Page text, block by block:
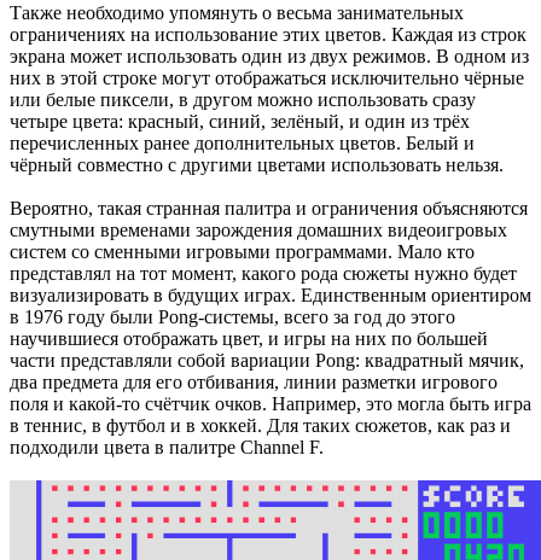
Также необходимо упомянуть о весьма занимательных
ограничениях на использование этих цветов. Каждая из строк
экрана может использовать один из двух режимов. В одном из
них в этой строке могут отображаться исключительно чёрные
или белые пиксели, в другом можно использовать сразу
четыре цвета: красный, синий, зелёный, и один из трёх
перечисленных ранее дополнительных цветов. Белый и
чёрный совместно с другими цветами использовать нельзя.
Вероятно, такая странная палитра и ограничения объясняются
смутными временами зарождения домашних видеоигровых
систем со сменными игровыми программами. Мало кто
представлял на тот момент, какого рода сюжеты нужно будет
визуализировать в будущих играх. Единственным ориентиром
в 1976 году были Pong-системы, всего за год до этого
научившиеся отображать цвет, и игры на них по большей
части представляли собой вариации Pong: квадратный мячик,
два предмета для его отбивания, линии разметки игрового
поля и какой-то счётчик очков. Например, это могла быть игра
в теннис, в футбол и в хоккей. Для таких сюжетов, как раз и
подходили цвета в палитре Channel F.